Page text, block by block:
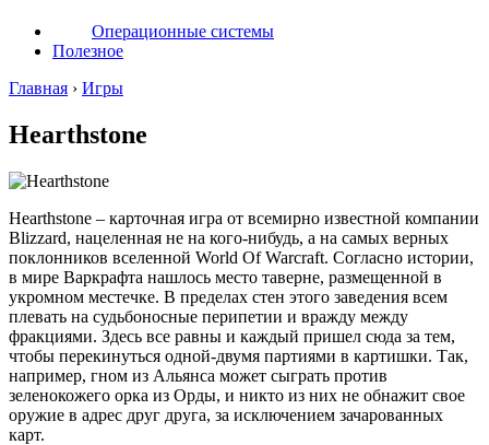
Операционные системы
Полезное
Главная › Игры
Hearthstone
Hearthstone – карточная игра от всемирно известной компании
Blizzard, нацеленная не на кого-нибудь, а на самых верных
поклонников вселенной World Of Warcraft. Согласно истории,
в мире Варкрафта нашлось место таверне, размещенной в
укромном местечке. В пределах стен этого заведения всем
плевать на судьбоносные перипетии и вражду между
фракциями. Здесь все равны и каждый пришел сюда за тем,
чтобы перекинуться одной-двумя партиями в картишки. Так,
например, гном из Альянса может сыграть против
зеленокожего орка из Орды, и никто из них не обнажит свое
оружие в адрес друг друга, за исключением зачарованных
карт.